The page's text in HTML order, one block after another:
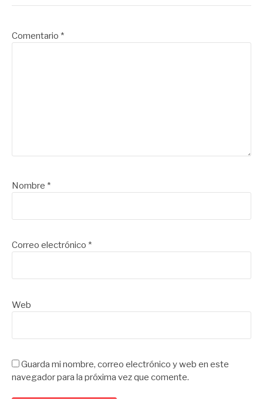
Comentario *
Nombre *
Correo electrónico *
Web
Guarda mi nombre, correo electrónico y web en este
navegador para la próxima vez que comente.